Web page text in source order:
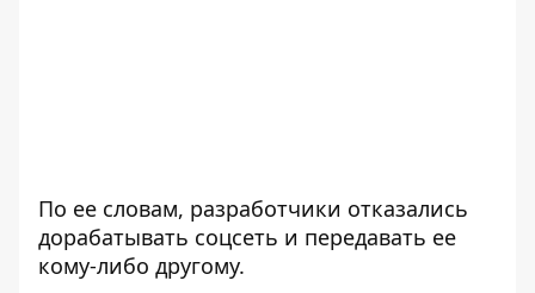
По ее словам, разработчики отказались
дорабатывать соцсеть и передавать ее
кому-либо другому.